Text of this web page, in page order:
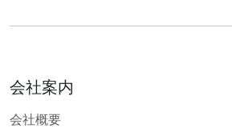
会社案内
会社概要